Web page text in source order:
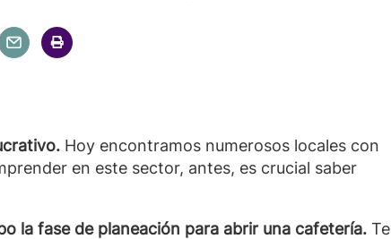
TwitterEmail
Compartir Imprimir
Hoy encontramos numerosos locales con
en este sector, antes, es crucial saber
la fase de planeación para abrir una cafetería. Te